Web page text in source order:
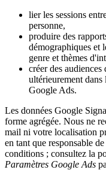
lier les sessions
personne,
produire des
démographiques et
genre et thèmes
créer des
ultérieurement
Google Ads.
Les données Google
forme agrégée. Nous ne
mail ni votre localisation
en tant que responsable
conditions ; consultez la
Paramètres Google Ads